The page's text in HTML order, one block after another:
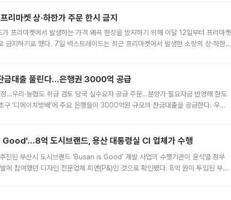
리마켓 상·하한가 주문 한시 금지
프리마켓에서 발생하는 가격 왜곡 현상을 방지하기 위해 이달 12일부터 프리마켓
금지하기로 했다. 7일 넥스트레이드는 최근 프리마켓에서 발생한 소량의 상·하한
금대출 풀린다…은행권 3000억 공급
…우리·농협도 취급 검토 당국 실수요자 공급 주문…분양가·필요자금 반영해 한도
‘디에이치방배’에 주요 은행들이 3000억원 규모의 잔금대출을 공급한다. 우리
억 도시브랜드, 용산 대통령실 CI 업체가 수행
진된 부산시 도시브랜드 ‘Busan is Good’ 개발 사업의 수행기관이 윤석열 정부
에 참여했던 디자인 전문업체 피앤(P&)인 것으로 확인됐다. 8억 원이 투입된 부산